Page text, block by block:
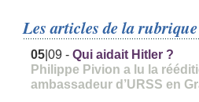
Les articles de la rubrique
05 |09 -Qui aidait Hitler ?
Philippe Pivion a lu la
ambassadeur d’URSS en